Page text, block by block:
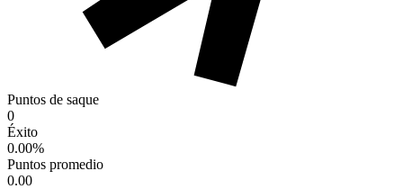
Puntos de saque
0
Éxito
0.00%
Puntos promedio
0.00